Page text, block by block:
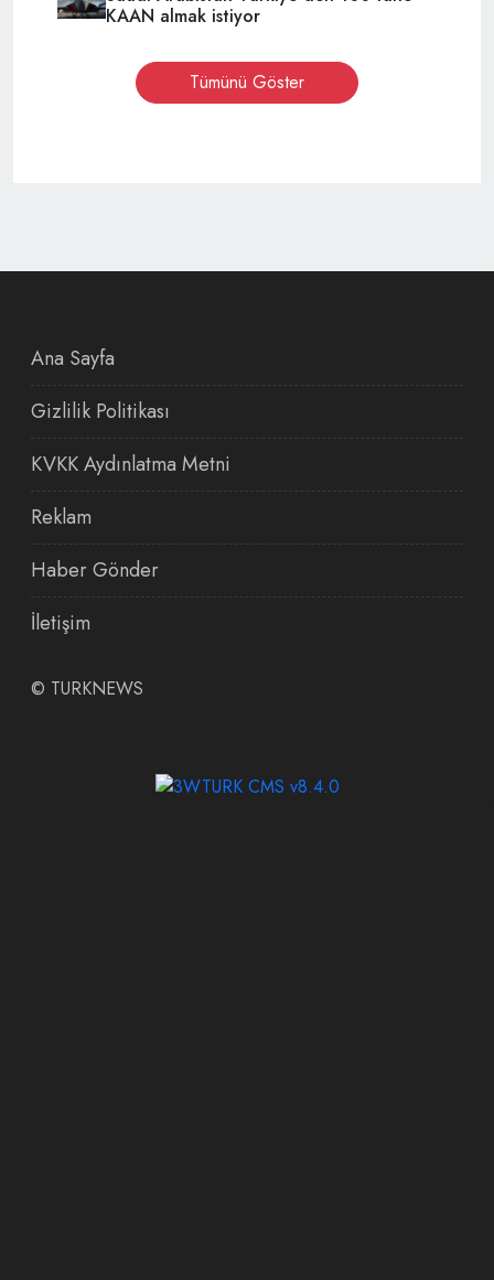
KAAN almak istiyor
Tümünü Göster
Ana Sayfa
Gizlilik Politikası
KVKK Aydınlatma Metni
Reklam
Haber Gönder
İletişim
© TURKNEWS